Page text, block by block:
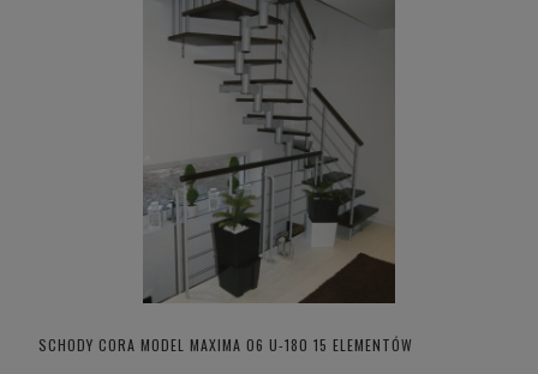
SCHODY CORA MODEL MAXIMA 06 U-180 15 ELEMENTÓW